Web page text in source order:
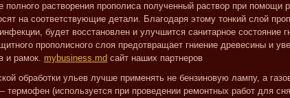
полного растворения прополиса полученный раствор при помощи
на соответствующие детали. Благодаря этому тонкий слой
будет восстановлен и улучшится санитарное состояние
прополисного слоя предотвращает гниение древесины и
и рамок. mybusiness.md сайт наших партнеров
обработки ульев лучше применять не бензиновую лампу, а
(используется при проведении ремонтных работ для